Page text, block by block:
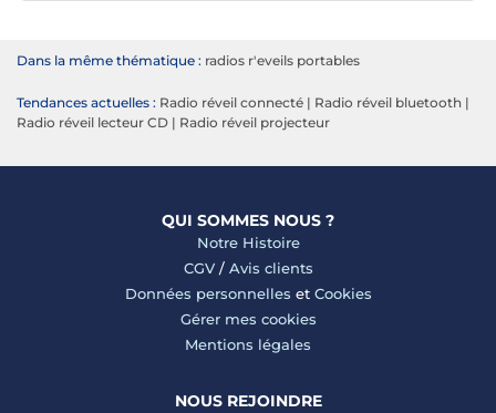
Dans la même thématique : radios r'eveils portables
Tendances actuelles : Radio réveil connecté | Radio réveil bluetooth |
Radio réveil lecteur CD | Radio réveil projecteur
QUI SOMMES NOUS ?
Notre Histoire
CGV/ Avis clients
Données personnelles et Cookies
Gérer mes cookies
Mentions légales
NOUS REJOINDRE